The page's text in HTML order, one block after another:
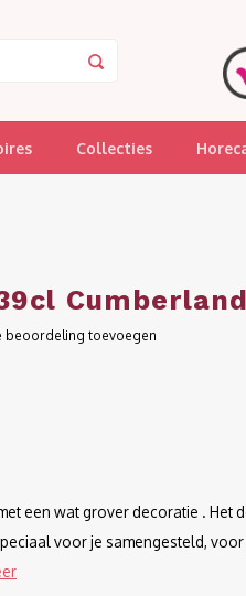
Collecties
beoordeling toevoegen
een wat grover decoratie . Het
voor je samengesteld,